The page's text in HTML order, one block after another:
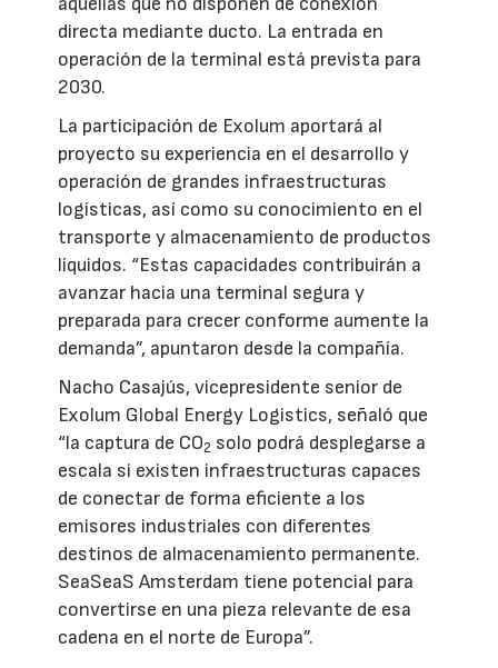
directa mediante ducto. La entrada en
operación de la terminal está prevista para
2030.
La participación de Exolum aportará al
proyecto su experiencia en el desarrollo y
operación de grandes infraestructuras
logísticas, así como su conocimiento en el
transporte y almacenamiento de productos
líquidos. “Estas capacidades contribuirán a
avanzar hacia una terminal segura y
preparada para crecer conforme aumente la
demanda”, apuntaron desde la compañía.
Nacho Casajús, vicepresidente senior de
Exolum Global Energy Logistics, señaló que
“la captura de CO2 solo podrá desplegarse a
escala si existen infraestructuras capaces
de conectar de forma eficiente a los
emisores industriales con diferentes
destinos de almacenamiento permanente.
SeaSeaS Amsterdam tiene potencial para
convertirse en una pieza relevante de esa
cadena en el norte de Europa”.